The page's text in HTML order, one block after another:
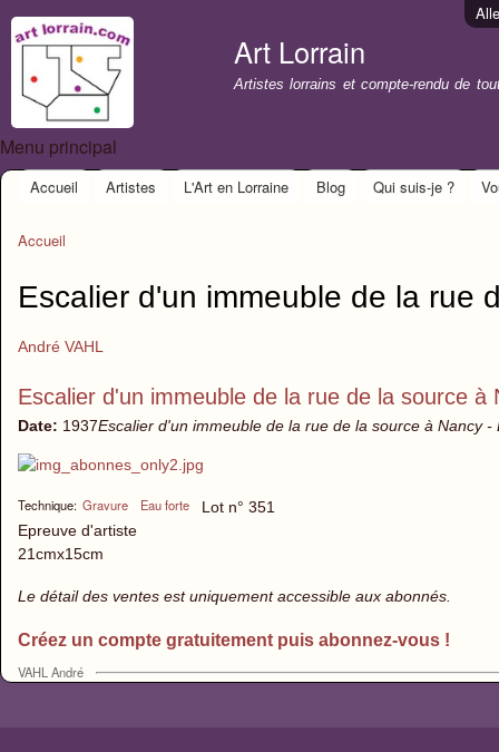
Art Lorrain
Artistes lorrains et compte-rendu de
Menu principal
Accueil Artistes L'Art en Lorraine Blog Qui suis-je ?
Accueil
Escalier d'un immeuble de la rue
André VAHL
Escalier d'un immeuble de la rue de la source à
Date: 1937Escalier d'un immeuble de la rue de la source à Nancy -
Technique: Gravure Eau forte
Lot n° 351
Epreuve d'artiste
21cmx15cm
Le détail des ventes est uniquement accessible aux abonnés.
Créez un compte gratuitement puis abonnez-vous !
VAHL André